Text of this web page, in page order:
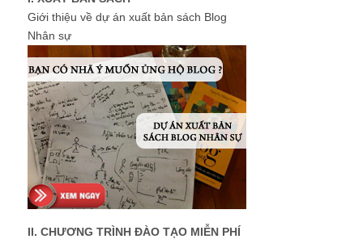
Giới thiệu về dự án xuất bản sách Blog
Nhân sự
II. CHƯƠNG TRÌNH ĐÀO TẠO MIỄN PHÍ